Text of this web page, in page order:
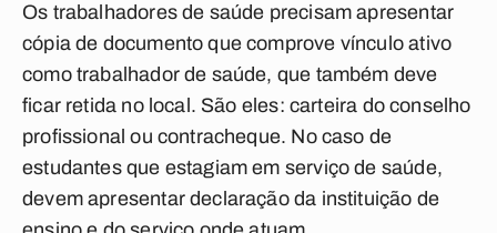
Os trabalhadores de saúde precisam apresentar
cópia de documento que comprove vínculo ativo
como trabalhador de saúde, que também deve
ficar retida no local. São eles: carteira do conselho
profissional ou contracheque. No caso de
estudantes que estagiam em serviço de saúde,
devem apresentar declaração da instituição de